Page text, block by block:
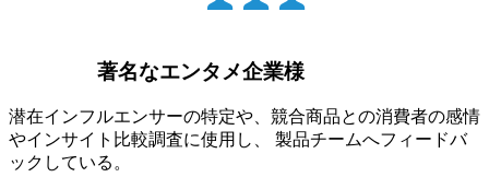
著名なエンタメ企業様
潜在インフルエンサーの特定や、競合商品との消費者の感情
やインサイト比較調査に使用し、 製品チームへフィードバ
ックしている。